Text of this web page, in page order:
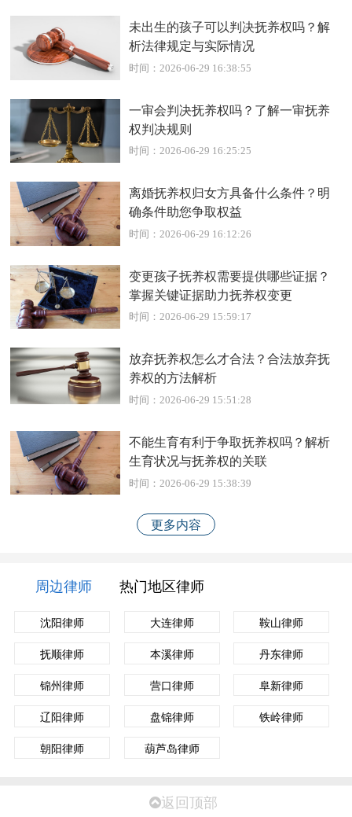
未出生的孩子可以判决抚养权吗？解
析法律规定与实际情况
时间：2026-06-29 16:38:55
一审会判决抚养权吗？了解一审抚养
权判决规则
时间：2026-06-29 16:25:25
离婚抚养权归女方具备什么条件？明
确条件助您争取权益
时间：2026-06-29 16:12:26
变更孩子抚养权需要提供哪些证据？
掌握关键证据助力抚养权变更
时间：2026-06-29 15:59:17
放弃抚养权怎么才合法？合法放弃抚
养权的方法解析
时间：2026-06-29 15:51:28
不能生育有利于争取抚养权吗？解析
生育状况与抚养权的关联
时间：2026-06-29 15:38:39
更多内容
周边律师 热门地区律师
沈阳律师 大连律师 鞍山律师
抚顺律师 本溪律师 丹东律师
锦州律师 营口律师 阜新律师
辽阳律师 盘锦律师 铁岭律师
朝阳律师 葫芦岛律师
返回顶部